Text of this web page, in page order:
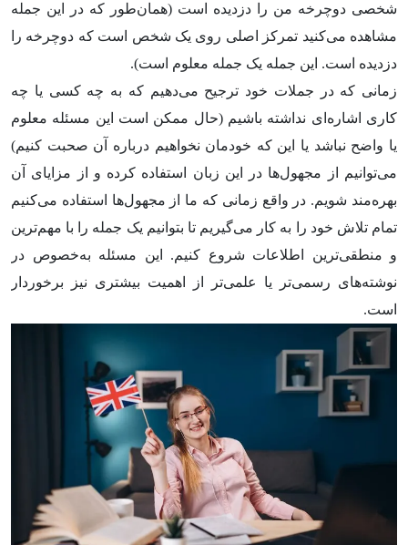
شخصی دوچرخه من را دزدیده است (همان‌طور که در این جمله
مشاهده می‌کنید تمرکز اصلی روی یک شخص است که دوچرخه را
دزدیده است. این جمله یک جمله معلوم است).
زمانی که در جملات خود ترجیح می‌دهیم که به چه کسی یا چه
کاری اشاره‌ای نداشته باشیم (حال ممکن است این مسئله معلوم
یا واضح نباشد یا این که خودمان نخواهیم درباره آن صحبت کنیم)
می‌توانیم از مجهول‌ها در این زبان استفاده کرده و از مزایای آن
بهره‌مند شویم. در واقع زمانی که ما از مجهول‌ها استفاده می‌کنیم
تمام تلاش خود را به کار می‌گیریم تا بتوانیم یک جمله را با مهم‌ترین
و منطقی‌ترین اطلاعات شروع کنیم. این مسئله به‌خصوص در
نوشته‌های رسمی‌تر یا علمی‌تر از اهمیت بیشتری نیز برخوردار
است.